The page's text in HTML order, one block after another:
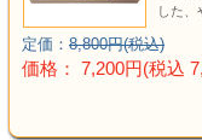
した、
定価： 8,800円(税込)
価格： 7,200円(税込